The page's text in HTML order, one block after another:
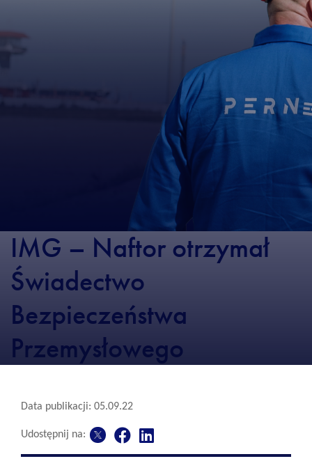
IMG – Naftor otrzymał
Świadectwo
Bezpieczeństwa
Przemysłowego
Data publikacji: 05.09.22
Udostępnij na: